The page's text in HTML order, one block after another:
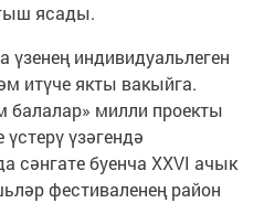
ясады.
индивидуальлеген
итүче якты вакыйга.
балалар» милли проекты
үзәгендә
сәнгате буенча XXVI ачык
фестиваленең район